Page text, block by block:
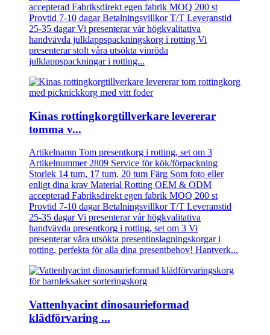
accepterad Fabriksdirekt egen fabrik MOQ 200 st
Provtid 7-10 dagar Betalningsvillkor T/T Leveranstid
25-35 dagar Vi presenterar vår högkvalitativa
handvävda julklappspackningskorg i rotting Vi
presenterar stolt våra utsökta vinröda
julklappspackningar i rotting...
Kinas rottingkorgtillverkare levererar
tomma v...
Artikelnamn Tom presentkorg i rotting, set om 3
Artikelnummer 2809 Service för kök/förpackning
Storlek 14 tum, 17 tum, 20 tum Färg Som foto eller
enligt dina krav Material Rotting OEM & ODM
accepterad Fabriksdirekt egen fabrik MOQ 200 st
Provtid 7-10 dagar Betalningsvillkor T/T Leveranstid
25-35 dagar Vi presenterar vår högkvalitativa
handvävda presentkorg i rotting, set om 3 Vi
presenterar våra utsökta presentinslagningskorgar i
rotting, perfekta för alla dina presentbehov! Hantverk...
Vattenhyacint dinosaurieformad
klädförvaring ...